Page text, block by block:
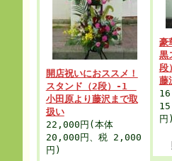
開店祝いにおススメ！
スタンド（2段）-1
小田原より藤沢まで取
扱い
22,000円 (本体
20,000円、税 2,000
円)
豪
黒
段
藤